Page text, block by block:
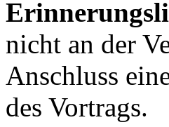
nicht an der
Anschluss
des Vortrags.